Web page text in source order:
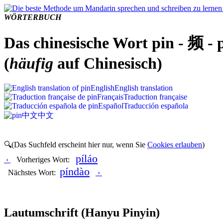
WÖRTERBUCH
Das chinesische Wort pin - 频 -
(häufig auf Chinesisch)
EnglishEnglish translation
FrançaisTraduction française
EspañolTraducción española
中文中文
🔍(Das Suchfeld erscheint hier nur, wenn Sie Cookies erlauben)
‹
Vorheriges Wort: píláo
Nächstes Wort: píndào ›
Lautumschrift (Hanyu Pinyin)